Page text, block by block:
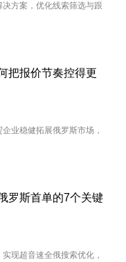
方案，优化线索筛选与跟
把报价节奏控得更
业稳健拓展俄罗斯市场，
罗斯首单的7个关键
现超音速全俄搜索优化，